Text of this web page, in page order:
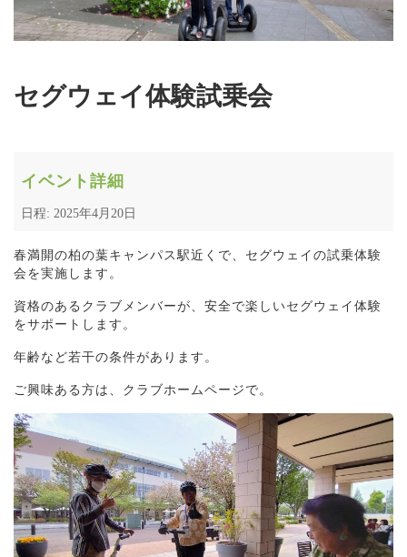
セグウェイ体験試乗会
イベント詳細
日程: 2025年4月20日
春満開の柏の葉キャンパス駅近くで、セグウェイの試乗体験
会を実施します。
資格のあるクラブメンバーが、安全で楽しいセグウェイ体験
をサポートします。
年齢など若干の条件があります。
ご興味ある方は、クラブホームページで。